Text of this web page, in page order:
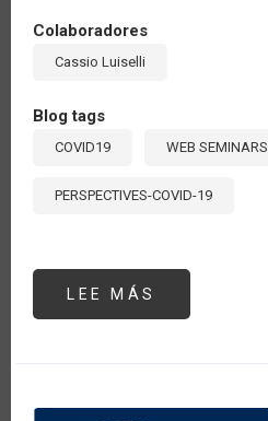
Colaboradores
Cassio Luiselli
Blog tags
COVID19 WEB SEMINARS
PERSPECTIVES-COVID-19
LEE MÁS
#4: